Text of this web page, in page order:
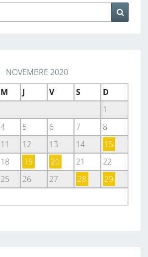
NOVEMBRE 2020
M J V S
D
1
4 5 6 7
8
11 12 13 14
15
18 19 20 21
22
25 26 27 28
29